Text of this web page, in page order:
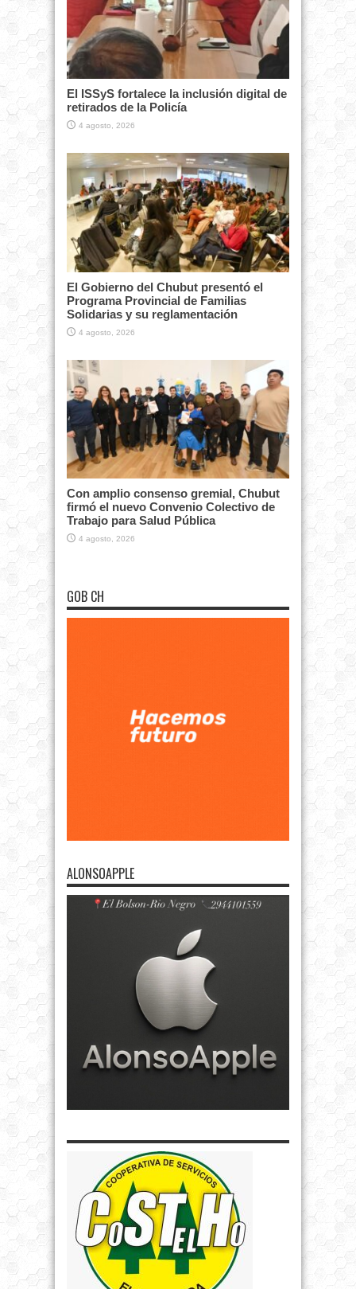
El ISSyS fortalece la inclusión digital de
retirados de la Policía
4 agosto, 2026
El Gobierno del Chubut presentó el
Programa Provincial de Familias
Solidarias y su reglamentación
4 agosto, 2026
Con amplio consenso gremial, Chubut
firmó el nuevo Convenio Colectivo de
Trabajo para Salud Pública
4 agosto, 2026
GOB CH
ALONSOAPPLE